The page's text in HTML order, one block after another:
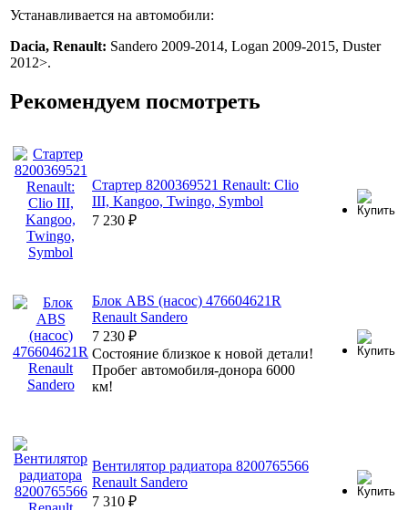
Устанавливается на автомобили:
Dacia, Renault: Sandero 2009-2014, Logan 2009-2015, Duster
2012>.
Рекомендуем посмотреть
Стартер 8200369521 Renault: Clio
III, Kangoo, Twingo, Symbol
7 230 ₽
Блок ABS (насос) 476604621R
Renault Sandero
7 230 ₽
Состояние близкое к новой детали!
Пробег автомобиля-донора 6000
км!
Вентилятор радиатора 8200765566
Renault Sandero
7 310 ₽